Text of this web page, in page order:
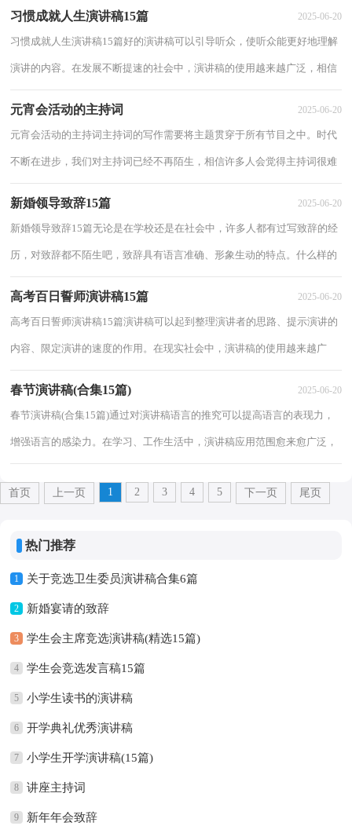
习惯成就人生演讲稿15篇 2025-06-20
习惯成就人生演讲稿15篇好的演讲稿可以引导听众，使听众能更好地理解
演讲的内容。在发展不断提速的社会中，演讲稿的使用越来越广泛，相信
许多人会觉得演讲稿很难写吧，下面是小编精...
元宵会活动的主持词 2025-06-20
元宵会活动的主持词主持词的写作需要将主题贯穿于所有节目之中。时代
不断在进步，我们对主持词已经不再陌生，相信许多人会觉得主持词很难
写吧，以下是小编帮大家整理的元宵会活动...
新婚领导致辞15篇 2025-06-20
新婚领导致辞15篇无论是在学校还是在社会中，许多人都有过写致辞的经
历，对致辞都不陌生吧，致辞具有语言准确、形象生动的特点。什么样的
致辞才是好致辞呢？以下是小编帮大家整理的...
高考百日誓师演讲稿15篇 2025-06-20
高考百日誓师演讲稿15篇演讲稿可以起到整理演讲者的思路、提示演讲的
内容、限定演讲的速度的作用。在现实社会中，演讲稿的使用越来越广
泛，那么，怎么去写演讲稿呢？下面是小编为大...
春节演讲稿(合集15篇) 2025-06-20
春节演讲稿(合集15篇)通过对演讲稿语言的推究可以提高语言的表现力，
增强语言的感染力。在学习、工作生活中，演讲稿应用范围愈来愈广泛，
来参考自己需要的演讲稿吧！下面是小编为大...
首页 上一页 1 2 3 4 5 下一页 尾页
热门推荐
1 关于竞选卫生委员演讲稿合集6篇
2 新婚宴请的致辞
3 学生会主席竞选演讲稿(精选15篇)
4 学生会竞选发言稿15篇
5 小学生读书的演讲稿
6 开学典礼优秀演讲稿
7 小学生开学演讲稿(15篇)
8 讲座主持词
9 新年年会致辞